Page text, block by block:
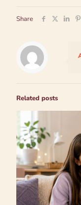
Share
Related posts